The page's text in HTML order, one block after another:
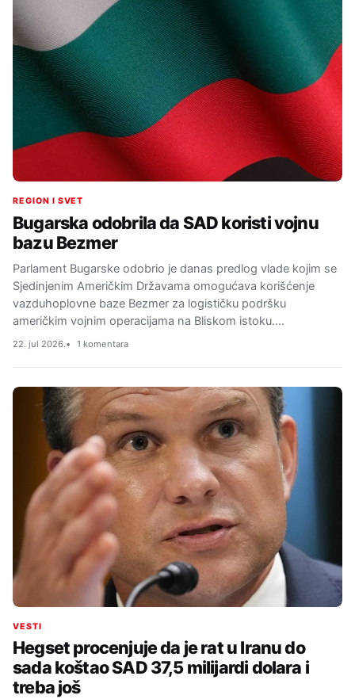
REGION I SVET
Bugarska odobrila da SAD koristi vojnu
bazu Bezmer
Parlament Bugarske odobrio je danas predlog vlade kojim se
Sjedinjenim Američkim Državama omogućava korišćenje
vazduhoplovne baze Bezmer za logističku podršku
američkim vojnim operacijama na Bliskom istoku.…
22. jul 2026. 1 komentara
VESTI
Hegset procenjuje da je rat u Iranu do
sada koštao SAD 37,5 milijardi dolara i
treba još